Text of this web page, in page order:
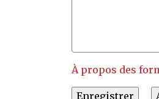
À propos des